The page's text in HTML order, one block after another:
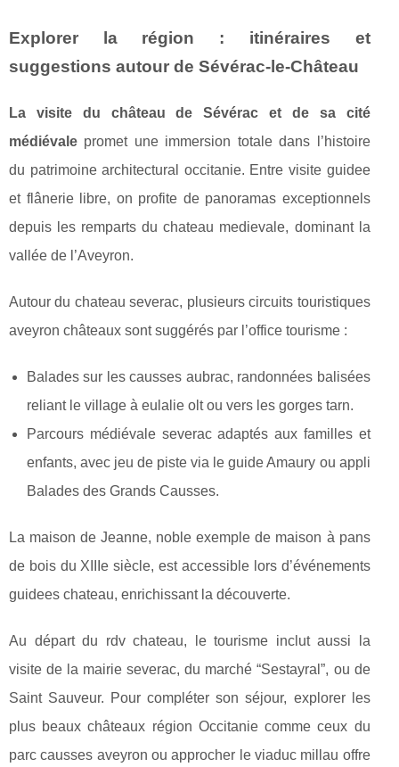
Explorer la région : itinéraires et
suggestions autour de Sévérac-le-Château
La visite du château de Sévérac et de sa cité
médiévale promet une immersion totale dans l’histoire
du patrimoine architectural occitanie. Entre visite guidee
et flânerie libre, on profite de panoramas exceptionnels
depuis les remparts du chateau medievale, dominant la
vallée de l’Aveyron.
Autour du chateau severac, plusieurs circuits touristiques
aveyron châteaux sont suggérés par l’office tourisme :
Balades sur les causses aubrac, randonnées balisées
reliant le village à eulalie olt ou vers les gorges tarn.
Parcours médiévale severac adaptés aux familles et
enfants, avec jeu de piste via le guide Amaury ou appli
Balades des Grands Causses.
La maison de Jeanne, noble exemple de maison à pans
de bois du XIIIe siècle, est accessible lors d’événements
guidees chateau, enrichissant la découverte.
Au départ du rdv chateau, le tourisme inclut aussi la
visite de la mairie severac, du marché “Sestayral”, ou de
Saint Sauveur. Pour compléter son séjour, explorer les
plus beaux châteaux région Occitanie comme ceux du
parc causses aveyron ou approcher le viaduc millau offre